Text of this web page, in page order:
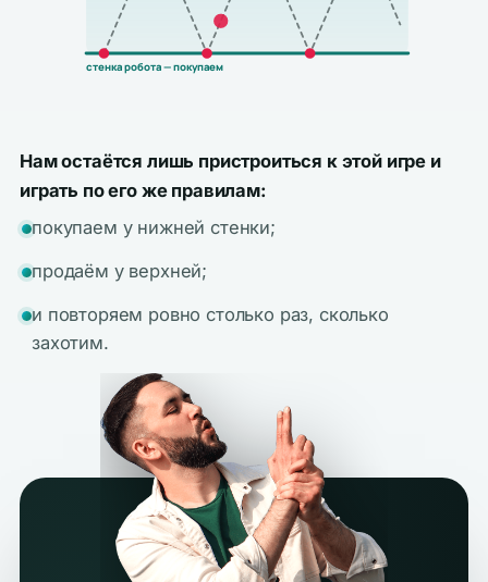
стенка робота — покупаем
Нам остаётся лишь пристроиться к этой игре и
играть по его же правилам:
покупаем у нижней стенки;
продаём у верхней;
и повторяем ровно столько раз, сколько
захотим.